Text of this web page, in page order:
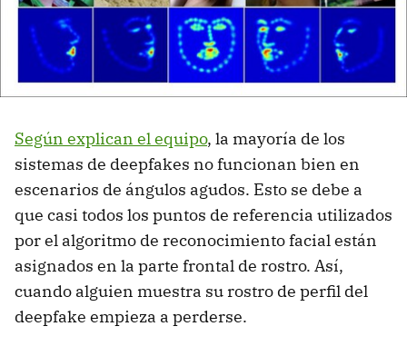
Según explican el equipo, la mayoría de los
sistemas de deepfakes no funcionan bien en
escenarios de ángulos agudos. Esto se debe a
que casi todos los puntos de referencia utilizados
por el algoritmo de reconocimiento facial están
asignados en la parte frontal de rostro. Así,
cuando alguien muestra su rostro de perfil del
deepfake empieza a perderse.